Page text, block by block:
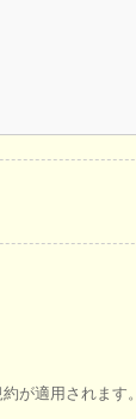
が適用されます。